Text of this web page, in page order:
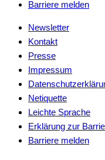
Barriere melden
Newsletter
Kontakt
Presse
Impressum
Netiquette
Leichte Sprache
Erklärung zur
Barriere melden